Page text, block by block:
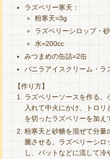
ラズベリー寒天：
粉寒天=3g
ラズベリーシロップ・
水=200cc
みつまめの缶詰=2缶
バニラアイスクリーム・ラ
【作り方】
ラズベリーソースを作る。
入れて中火にかけ、トロ
を切ったラズベリーを加え
粉寒天と砂糖を混ぜて分量
騰させる。ラズベリーシ
し、バットなどに流して